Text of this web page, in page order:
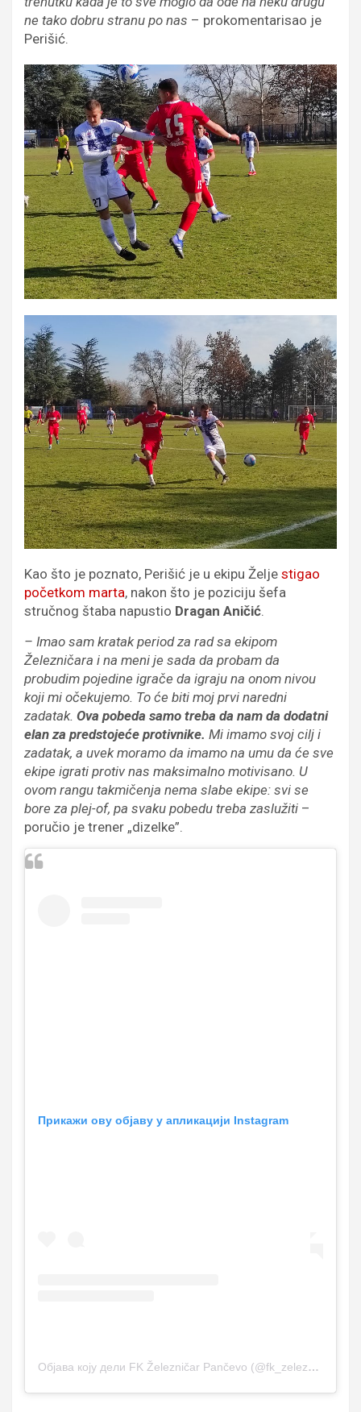
ne tako dobru stranu po nas – prokomentarisao je
Perišić.
Kao što je poznato, Perišić je u ekipu Želje stigao
početkom marta, nakon što je poziciju šefa
stručnog štaba napustio Dragan Aničić.
– Imao sam kratak period za rad sa ekipom
Železničara i na meni je sada da probam da
probudim pojedine igrače da igraju na onom nivou
koji mi očekujemo. To će biti moj prvi naredni
zadatak. Ova pobeda samo treba da nam da dodatni
elan za predstojeće protivnike. Mi imamo svoj cilj i
zadatak, a uvek moramo da imamo na umu da će sve
ekipe igrati protiv nas maksimalno motivisano. U
ovom rangu takmičenja nema slabe ekipe: svi se
bore za plej-of, pa svaku pobedu treba zaslužiti –
poručio je trener „dizelke”.
Прикажи ову објаву у апликацији Instagram
Објава коју дели FK Železničar Pančevo (@fk_zeleznicar_pancevo)